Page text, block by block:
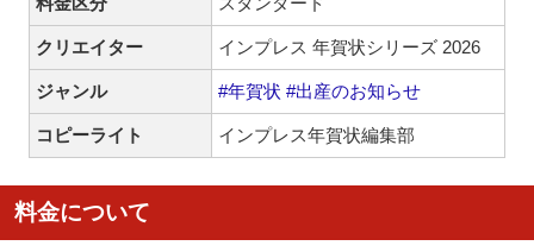
クリエイター インプレス 年賀状シリーズ 2026
ジャンル #年賀状 #出産のお知らせ
コピーライト インプレス年賀状編集部
料金について